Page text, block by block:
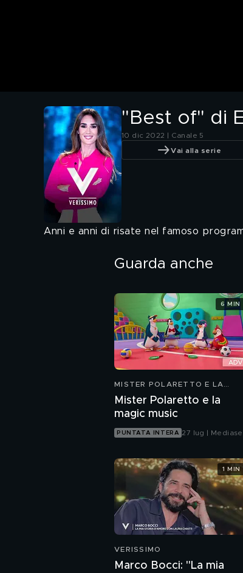
"Best of" di
10 dic 2022 | Canale 5
Vai alla serie
Anni e anni di risate nel famoso
Guarda anche
MISTER POLARETTO E LA
Mister Polaretto e la
magic music
PUNTATA INTERA 27 lug | Mediaset
6 MIN
VERISSIMO
Marco Bocci: "La mia
1 MIN